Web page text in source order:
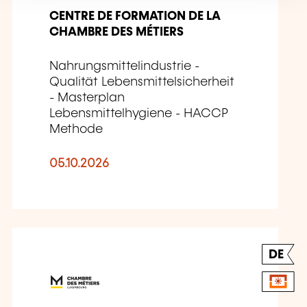
CENTRE DE FORMATION DE LA
CHAMBRE DES MÉTIERS
Nahrungsmittelindustrie -
Qualität Lebensmittelsicherheit
- Masterplan
Lebensmittelhygiene - HACCP
Methode
05.10.2026
DE